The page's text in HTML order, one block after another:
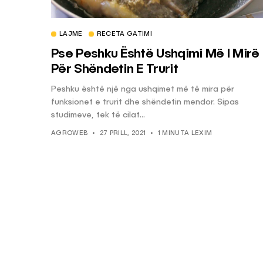
LAJME RECETA GATIMI
Pse Peshku Është Ushqimi Më I Mirë
Për Shëndetin E Trurit
Peshku është një nga ushqimet më të mira për
funksionet e trurit dhe shëndetin mendor. Sipas
studimeve, tek të cilat...
AGROWEB 27 PRILL, 2021 1 MINUTA LEXIM
Pse Nuk Duhet të
Letrën e Aluminit
e Ushqimeve
AGROWEB 7